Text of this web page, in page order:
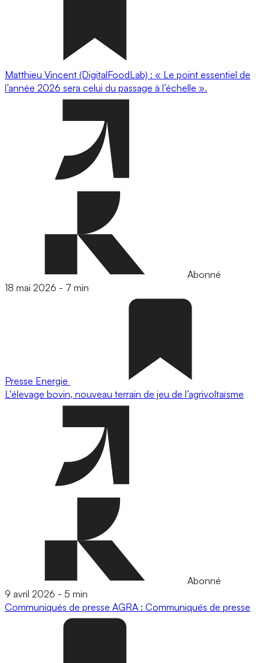
Matthieu Vincent (DigitalFoodLab) : « Le point essentiel de
l’année 2026 sera celui du passage à l’échelle ».
Abonné
18 mai 2026 - 7 min
Presse Energie
L'élevage bovin, nouveau terrain de jeu de l’agrivoltaïsme
Abonné
9 avril 2026 - 5 min
Communiqués de presse AGRA : Communiqués de presse